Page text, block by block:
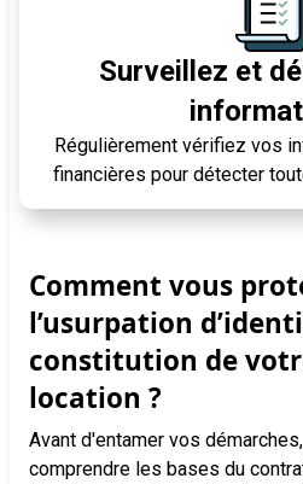
Surveillez et
Régulièrement vérifiez vos
financières pour détecter
Comment vous
l’usurpation
constitution de
location ?
Avant d'entamer vos
comprendre les bases du